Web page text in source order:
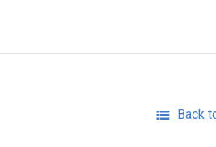
Back